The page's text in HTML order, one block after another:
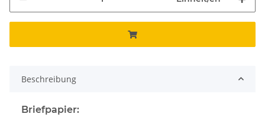
Beschreibung
Briefpapier: